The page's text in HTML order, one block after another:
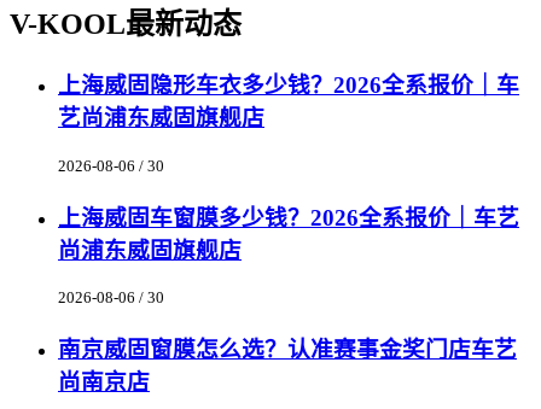
V-KOOL最新动态
上海威固隐形车衣多少钱？2026全系报价｜车
艺尚浦东威固旗舰店
2026-08-06 / 30
上海威固车窗膜多少钱？2026全系报价｜车艺
尚浦东威固旗舰店
2026-08-06 / 30
南京威固窗膜怎么选？认准赛事金奖门店车艺
尚南京店